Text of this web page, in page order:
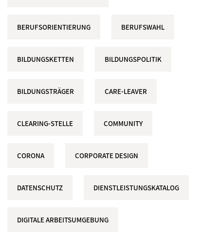
BERUFSORIENTIERUNG BERUFSWAHL
BILDUNGSKETTEN BILDUNGSPOLITIK
BILDUNGSTRÄGER CARE-LEAVER
CLEARING-STELLE COMMUNITY
CORONA CORPORATE DESIGN
DATENSCHUTZ DIENSTLEISTUNGSKATALOG
DIGITALE ARBEITSUMGEBUNG